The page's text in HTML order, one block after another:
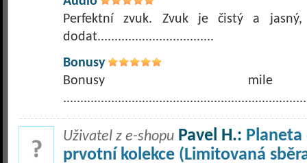
Perfektní zvuk. Zvuk je čistý a
dodat..................................
Bonusy
Bonusy mile
Uživatel z e-shopu Pavel H.: Planeta
prvotní kolekce (Limitovaná